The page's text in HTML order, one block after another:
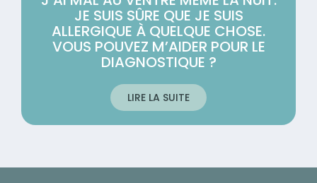
JE SUIS SÛRE QUE JE SUIS
ALLERGIQUE À QUELQUE CHOSE.
VOUS POUVEZ M’AIDER POUR LE
DIAGNOSTIQUE ?
LIRE LA SUITE